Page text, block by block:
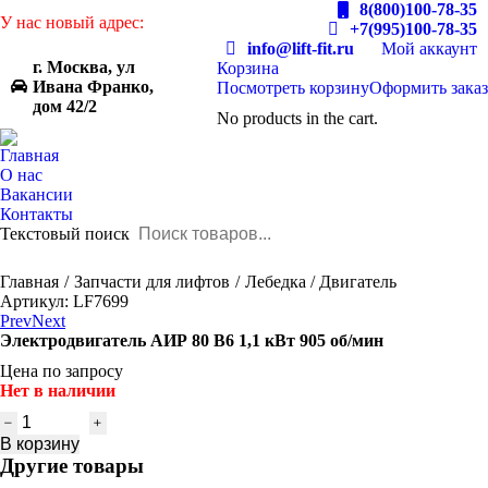
У нас новый адрес:
г. Москва, ул
Ивана Франко,
дом 42/2
8(800)100-78-35
+7(995)100-78-35
info@lift-fit.ru
Мой аккаунт
Корзина
Посмотреть корзинуОформить заказ
No products in the cart.
Главная
О нас
Вакансии
Контакты
Текстовый поиск
You are here:
Главная Запчасти для лифтов
Лебедка / Двигатель
Артикул: LF7699
PrevNext
Электродвигатель АИР 80 В6 1,1 кВт 905 об/мин
Цена по запросу
Нет в наличии
Количество
товара
Электродвигатель
АИР
В корзину
Другие товары